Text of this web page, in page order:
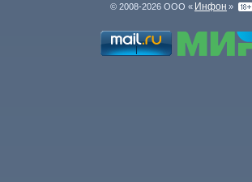
© 2008-2026 ООО « Инфон »